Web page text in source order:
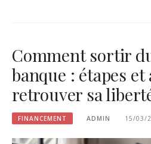
Comment sortir
banque : étapes
retrouver sa
FINANCEMENT ADMIN 15/03/